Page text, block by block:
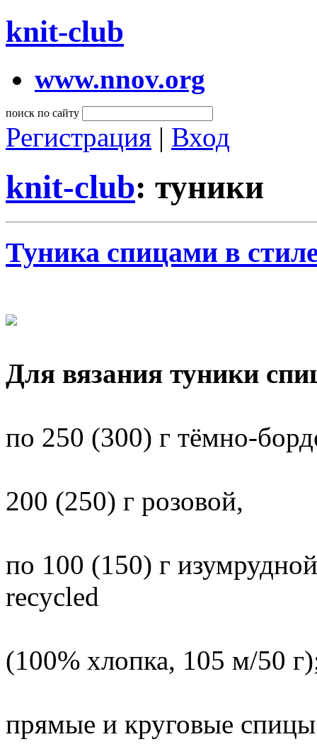
knit-club
www.nnov.org
поиск по сайту
Регистрация | Вход
knit-club: туники
Туника спицами в
Для вязания туники
по 250 (300) г тёмно-
200 (250) г розовой,
по 100 (150) г
recycled
(100% хлопка, 105 м/50
прямые и круговые